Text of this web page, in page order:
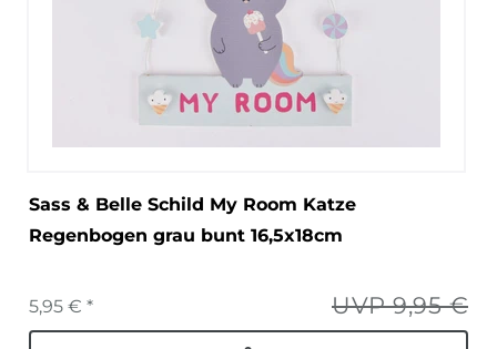
Sass & Belle Schild My Room Katze
Regenbogen grau bunt 16,5x18cm
UVP 9,95 €
5,95 € *